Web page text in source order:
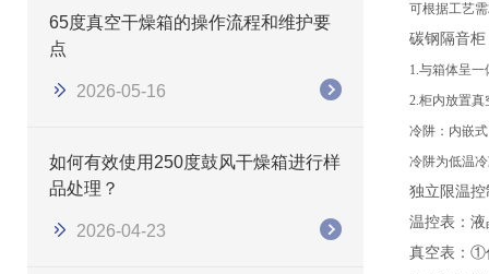
65度真空干燥箱的操作流程和维护要
点
2026-05-16
如何有效使用250度鼓风干燥箱进行样
品处理？
2026-04-23
可根据工艺
碳钢隔音
1.与箱体呈
2.柜内放置
冷阱：内嵌
冷阱为低温
独立限温
温控表：
真空表： ①